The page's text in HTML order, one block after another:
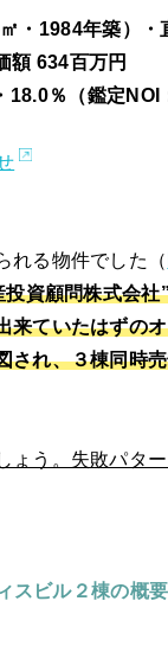
・1984年築）・
額 634百万円
％（鑑定NOI
れる物件でした（
資顧問株式会
ていたはずの
れ、３棟同時
う。失敗パタ
スビル２棟の概